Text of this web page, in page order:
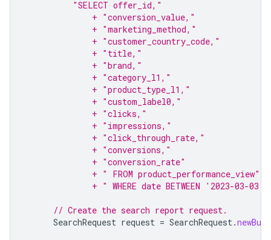
          "SELECT offer_id,"
              + "conversion_value,"
              + "marketing_method,"
              + "customer_country_code,"
              + "title,"
              + "brand,"
              + "category_l1,"
              + "product_type_l1,"
              + "custom_label0,"
              + "clicks,"
              + "impressions,"
              + "click_through_rate,"
              + "conversions,"
              + "conversion_rate"
              + " FROM product_performance_view"
+ " WHERE date BETWEEN '2023-03-03'
// Create the search report request.
SearchRequest request = SearchRequest.